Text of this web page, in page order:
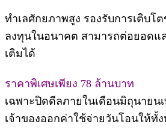
ทำเลศักยภาพสูง รองรับการเติบโ
ลงทุนในอนาคต สามารถต่อยอดแ
เติมได้
ราคาพิเศษเพียง 78 ล้านบาท
เฉพาะปิดดีลภายในเดือนมิถุนายน
เจ้าของออกค่าใช้จ่ายวันโอนให้ทั้